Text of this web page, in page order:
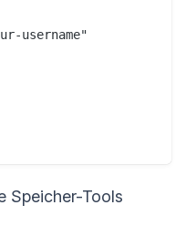
username"
Speicher-Tools